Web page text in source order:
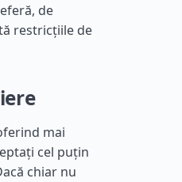
de
restricțiile de
mai
cel puțin
chiar nu